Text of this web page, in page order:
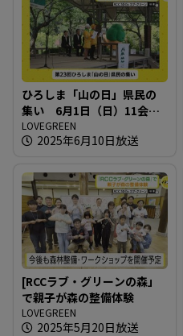
ひろしま「山の日」県民の
集い 6月1日（日）11会場
で開催
LOVEGREEN
2025年6月10日放送
[RCCラブ・グリーンの森」
で親子が森の整備体験
LOVEGREEN
2025年5月20日放送